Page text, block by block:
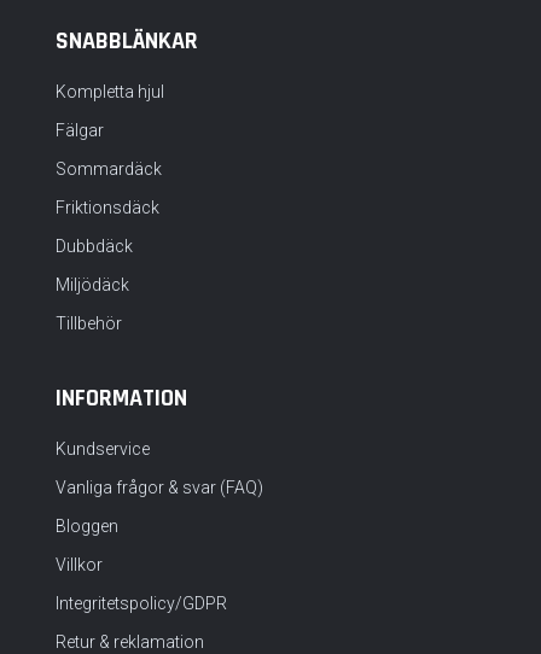
SNABBLÄNKAR
Kompletta hjul
Fälgar
Sommardäck
Friktionsdäck
Dubbdäck
Miljödäck
Tillbehör
INFORMATION
Kundservice
Vanliga frågor & svar (FAQ)
Bloggen
Villkor
Integritetspolicy/GDPR
Retur & reklamation